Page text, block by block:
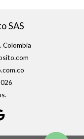
SAS
Colombia